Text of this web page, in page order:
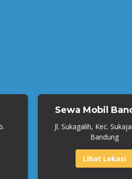
Sewa Mobil
Jl. Sukagalih, Kec.
Bandung
Lihat Lokasi